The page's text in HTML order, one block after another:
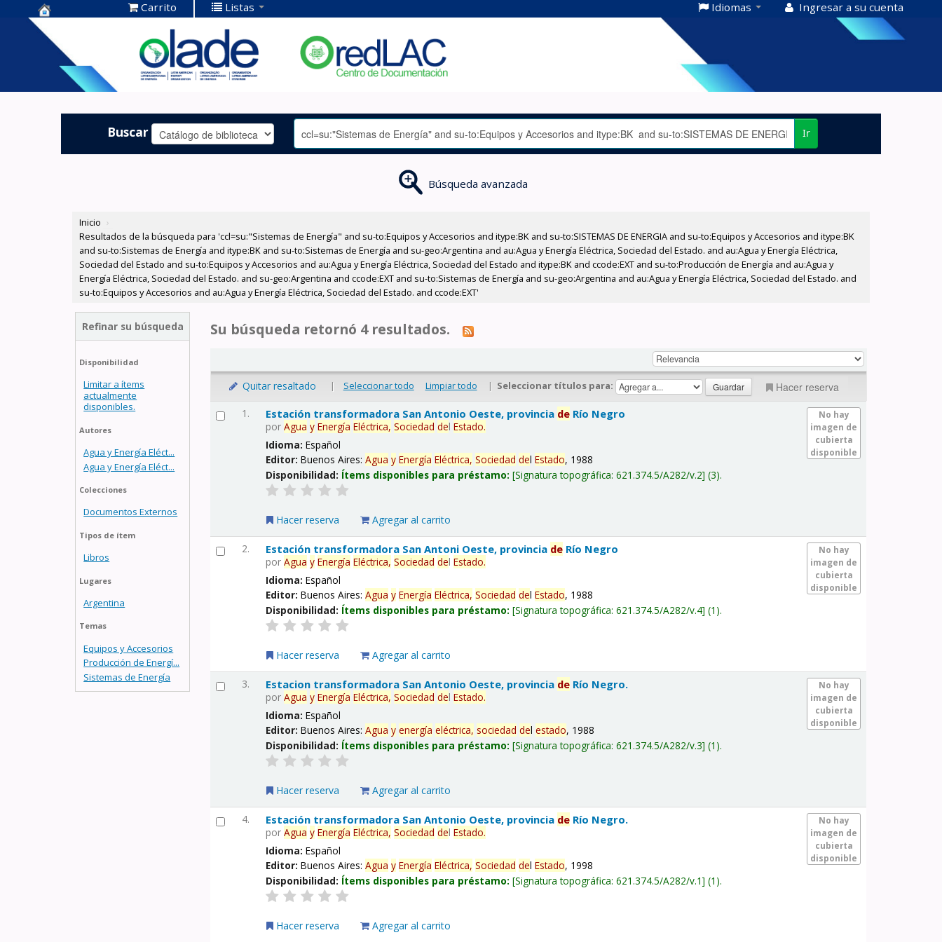
Centro de
Documentación
OLADE -
Carrito Listas Idiomas Ingresar a su cuenta
Buscar Ir
Búsqueda avanzada
Inicio ›
Resultados de la búsqueda para 'ccl=su:"Sistemas de Energía" and su-to:Equipos y Accesorios and itype:BK and su-to:SISTEMAS DE ENERGIA and su-to:Equipos y Accesorios and itype:BK
and su-to:Sistemas de Energía and itype:BK and su-to:Sistemas de Energía and su-geo:Argentina and au:Agua y Energía Eléctrica, Sociedad del Estado. and au:Agua y Energía Eléctrica,
Sociedad del Estado and su-to:Equipos y Accesorios and au:Agua y Energía Eléctrica, Sociedad del Estado and itype:BK and ccode:EXT and su-to:Producción de Energía and au:Agua y
Energía Eléctrica, Sociedad del Estado. and su-geo:Argentina and ccode:EXT and su-to:Sistemas de Energía and su-geo:Argentina and au:Agua y Energía Eléctrica, Sociedad del Estado. and
su-to:Equipos y Accesorios and au:Agua y Energía Eléctrica, Sociedad del Estado. and ccode:EXT'
Refinar su búsqueda
Disponibilidad
Limitar a ítems
actualmente
disponibles.
Autores
Agua y Energía Eléct...
Agua y Energía Eléct...
Colecciones
Documentos Externos
Tipos de ítem
Libros
Lugares
Argentina
Temas
Equipos y Accesorios
Producción de Energí...
Sistemas de Energía
Su búsqueda retornó 4 resultados.
Quitar resaltado | Seleccionar todo Limpiar todo | Seleccionar títulos para: Hacer reserva
1.
No hay
imagen de
cubierta
disponible
Estación transformadora San Antonio Oeste, provincia de Río Negro
porAgua y Energía Eléctrica, Sociedad delEstado.
Idioma:Español
Editor:Buenos Aires:Agua y Energía Eléctrica, Sociedad delEstado, 1988
Disponibilidad: Ítems disponibles para préstamo: Signatura topográfica:621.374.5/A282/v.2 (3).
Hacer reserva Agregar al carrito
2.
No hay
imagen de
cubierta
disponible
Estación transformadora San Antoni Oeste, provincia de Río Negro
porAgua y Energía Eléctrica, Sociedad delEstado.
Idioma:Español
Editor:Buenos Aires:Agua y Energía Eléctrica, Sociedad delEstado, 1988
Disponibilidad: Ítems disponibles para préstamo: Signatura topográfica:621.374.5/A282/v.4 (1).
Hacer reserva Agregar al carrito
3.
No hay
imagen de
cubierta
disponible
Estacion transformadora San Antonio Oeste, provincia de Río Negro.
porAgua y Energía Eléctrica, Sociedad delEstado.
Idioma:Español
Editor:Buenos Aires:Agua y energía eléctrica, sociedad delestado, 1988
Disponibilidad: Ítems disponibles para préstamo: Signatura topográfica:621.374.5/A282/v.3 (1).
Hacer reserva Agregar al carrito
4.
No hay
imagen de
cubierta
disponible
Estación transformadora San Antonio Oeste, provincia de Río Negro.
porAgua y Energía Eléctrica, Sociedad delEstado.
Idioma:Español
Editor:Buenos Aires:Agua y Energía Eléctrica, Sociedad delEstado, 1998
Disponibilidad: Ítems disponibles para préstamo: Signatura topográfica:621.374.5/A282/v.1 (1).
Hacer reserva Agregar al carrito